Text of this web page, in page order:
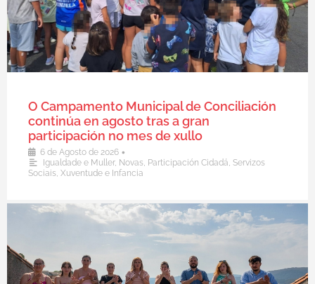
O Campamento Municipal de Conciliación
continúa en agosto tras a gran
participación no mes de xullo
6 de Agosto de 2026 •
Igualdade e Muller, Novas, Participación Cidadá, Servizos
Sociais, Xuventude e Infancia